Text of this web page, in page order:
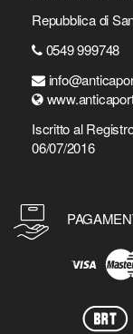
Repubblica di
0549 999748
Iscritto al
06/07/2016